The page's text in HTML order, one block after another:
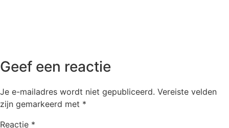
Geef een reactie
Je e-mailadres wordt niet gepubliceerd. Vereiste velden
zijn gemarkeerd met *
Reactie *